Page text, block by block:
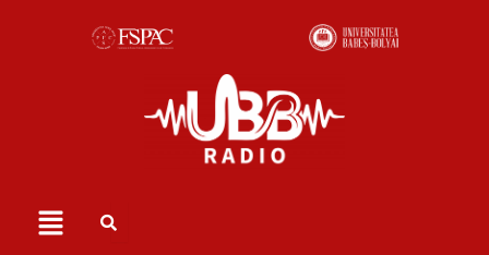
Menu